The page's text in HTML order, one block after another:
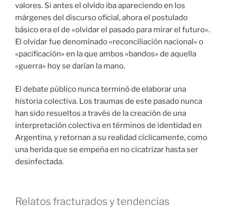
valores. Si antes el olvido iba apareciendo en los
márgenes del discurso oficial, ahora el postulado
básico era el de «olvidar el pasado para mirar el futuro».
El olvidar fue denominado «reconciliación nacional» o
«pacificación» en la que ambos «bandos» de aquella
«guerra» hoy se darían la mano.
El debate público nunca terminó de elaborar una
historia colectiva. Los traumas de este pasado nunca
han sido resueltos a través de la creación de una
interpretación colectiva en términos de identidad en
Argentina, y retornan a su realidad cíclicamente, como
una herida que se empeña en no cicatrizar hasta ser
desinfectada.
Relatos fracturados y tendencias